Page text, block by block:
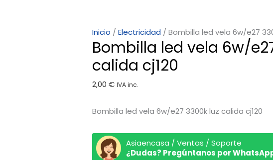
Inicio /Electricidad / Bombilla led vela 6w/e27
Bombilla led vela 6w/
calida cj120
2,00€ IVA inc.
Bombilla led vela 6w/e27 3300k luz calida cj120
Asiaencasa / Ventas / Soporte
¿Dudas? Pregúntanos por
Bombilla
led
vela
6w/e27
3300k
calida
cantidad